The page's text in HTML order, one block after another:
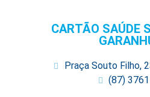
CARTÃO SAÚDE
Praça Souto Filho,
(87)